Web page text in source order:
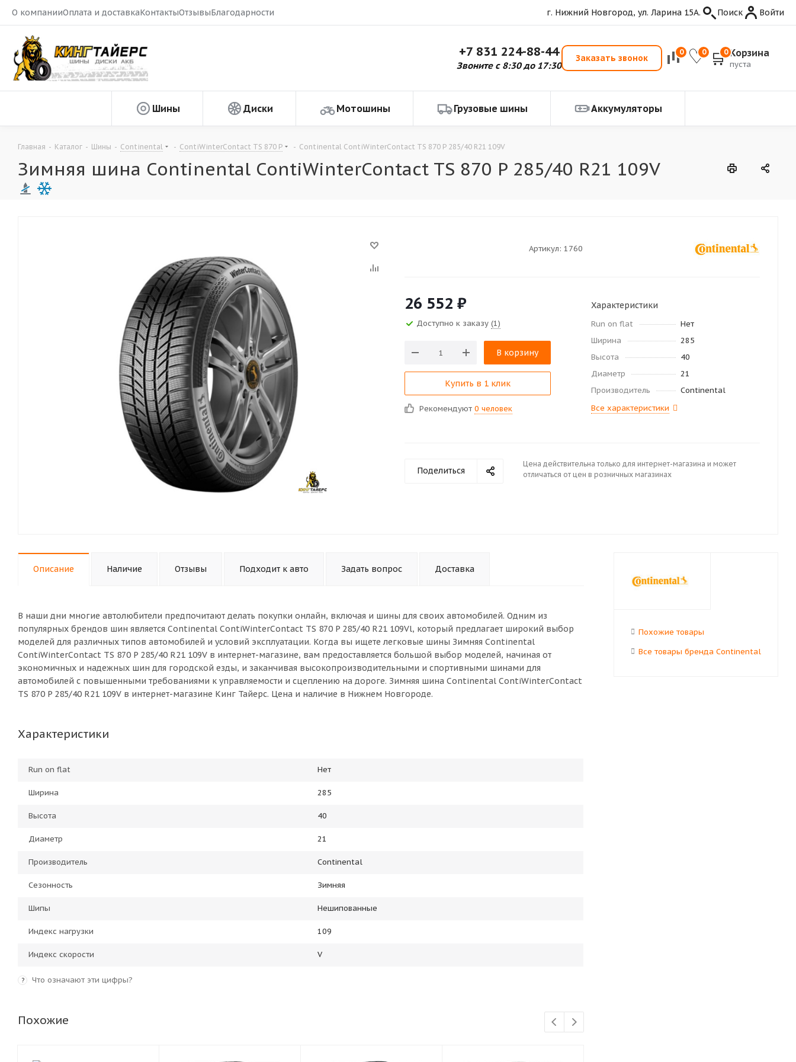
О компанииОплата и доставкаКонтактыОтзывыБлагодарности г. Нижний Новгород, ул. Ларина 15А. Поиск Войти
+7 831 224-88-44
Звоните с 8:30 до 17:30
Заказать звонок
0 0 0 Корзина
пуста
Шины Диски Мотошины Грузовые шины Аккумуляторы
Главная - Каталог - Шины - Continental - ContiWinterContact TS 870 P - Continental ContiWinterContact TS 870 P 285/40 R21 109V
Зимняя шина Continental ContiWinterContact TS 870 P 285/40 R21 109V
Артикул: 1760
26 552 ₽
Доступно к заказу (1)
В корзину
Купить в 1 клик
Рекомендуют 0 человек
Характеристики
Run on flat
Нет
Ширина
285
Высота
40
Диаметр
21
Производитель
Continental
Все характеристики
Поделиться
Цена действительна только для интернет-магазина и может
отличаться от цен в розничных магазинах
Описание Наличие Отзывы Подходит к авто Задать вопрос Доставка
В наши дни многие автолюбители предпочитают делать покупки онлайн, включая и шины для своих автомобилей. Одним из
популярных брендов шин является Continental ContiWinterContact TS 870 P 285/40 R21 109Vl, который предлагает широкий выбор
моделей для различных типов автомобилей и условий эксплуатации. Когда вы ищете легковые шины Зимняя Continental
ContiWinterContact TS 870 P 285/40 R21 109V в интернет-магазине, вам предоставляется большой выбор моделей, начиная от
экономичных и надежных шин для городской езды, и заканчивая высокопроизводительными и спортивными шинами для
автомобилей с повышенными требованиями к управляемости и сцеплению на дороге. Зимняя шина Continental ContiWinterContact
TS 870 P 285/40 R21 109V в интернет-магазине Кинг Тайерс. Цена и наличие в Нижнем Новгороде.
Характеристики
Run on flat Нет
Ширина 285
Высота 40
Диаметр 21
Производитель Continental
Сезонность Зимняя
Шипы Нешипованные
Индекс нагрузки 109
Индекс скорости V
? Что означают эти цифры?
Похожие
Похожие товары
Все товары бренда Continental